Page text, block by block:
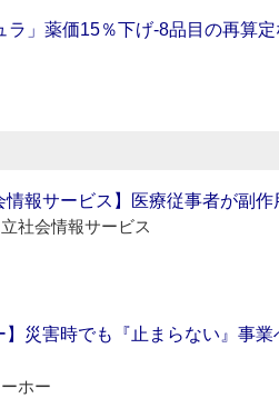
ラ」薬価15％下げ‐8品目の再算
情報サービス】医療従事者が副
社会情報サービス
】災害時でも『止まらない』事
ホー